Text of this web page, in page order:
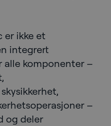
er ikke et
integrert
alle komponenter –
–
og deler